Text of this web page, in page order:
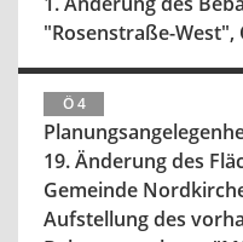
"Rosenstraße-
Ö 4
19. Änderung des
Gemeinde
Aufstellung des